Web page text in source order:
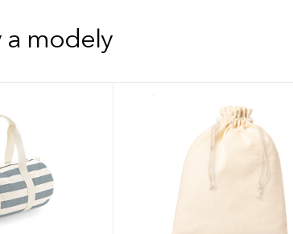
a modely